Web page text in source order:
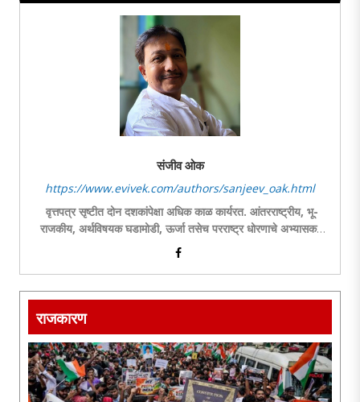
संजीव ओक
https://www.evivek.com/authors/sanjeev_oak.html
वृत्तपत्र सृष्टीत दोन दशकांपेक्षा अधिक काळ कार्यरत. आंतरराष्ट्रीय, भू-
राजकीय, अर्थविषयक घडामोडी, ऊर्जा तसेच परराष्ट्र धोरणाचे अभ्यासक.
स्तंभ लेखनासह ललित लेखनाची आवड.
राजकारण